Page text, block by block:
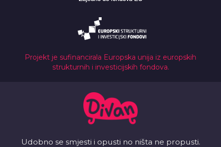
Projekt je sufinancirala Europska unija iz europskih
strukturnih i investicijskih fondova.
Udobno se smjesti i opusti no ništa ne propusti.